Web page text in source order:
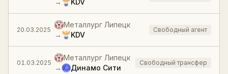
→
KDV
20.03.2025
Металлург Липецк
→
KDV
Свободный агент
01.03.2025
Металлург Липецк
→
Динамо Сити
Свободный трансфер